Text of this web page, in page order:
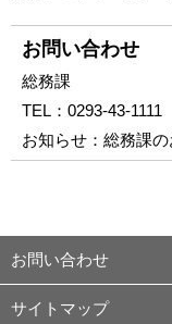
お問い合わせ
総務課
TEL： 0293-43-1111
お知らせ： 総務課
お問い合わせ
サイトマップ